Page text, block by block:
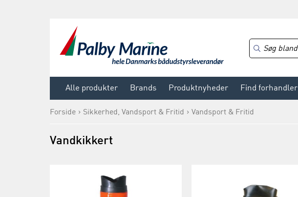
Alle produkter Brands Produktnyheder Find forhandler
Forside Sikkerhed, Vandsport & Fritid Vandsport & Fritid
Vandkikkert